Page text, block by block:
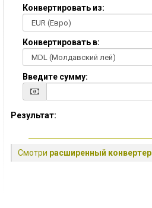
Конвертировать из:
Конвертировать в:
Введите сумму:
Результат:
Смотри расширенный конвертер